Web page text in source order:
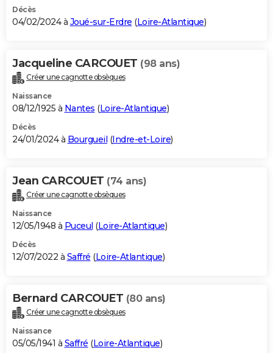
Décès
04/02/2024 à Joué-sur-Erdre (Loire-Atlantique)
Jacqueline CARCOUET (98 ans)
Créer une cagnotte obsèques
Naissance
08/12/1925 à Nantes (Loire-Atlantique)
Décès
24/01/2024 à Bourgueil (Indre-et-Loire)
Jean CARCOUET (74 ans)
Créer une cagnotte obsèques
Naissance
12/05/1948 à Puceul (Loire-Atlantique)
Décès
12/07/2022 à Saffré (Loire-Atlantique)
Bernard CARCOUET (80 ans)
Créer une cagnotte obsèques
Naissance
05/05/1941 à Saffré (Loire-Atlantique)